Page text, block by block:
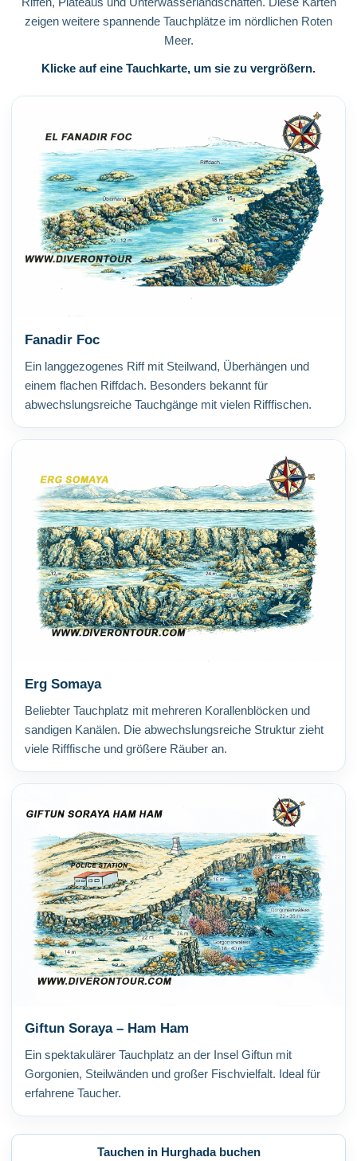
zeigen weitere spannende Tauchplätze im nördlichen Roten
Meer.
Klicke auf eine Tauchkarte, um sie zu vergrößern.
Fanadir Foc
Ein langgezogenes Riff mit Steilwand, Überhängen und
einem flachen Riffdach. Besonders bekannt für
abwechslungsreiche Tauchgänge mit vielen Rifffischen.
Erg Somaya
Beliebter Tauchplatz mit mehreren Korallenblöcken und
sandigen Kanälen. Die abwechslungsreiche Struktur zieht
viele Rifffische und größere Räuber an.
Giftun Soraya – Ham Ham
Ein spektakulärer Tauchplatz an der Insel Giftun mit
Gorgonien, Steilwänden und großer Fischvielfalt. Ideal für
erfahrene Taucher.
Tauchen in Hurghada buchen